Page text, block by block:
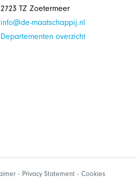
2723 TZ Zoetermeer
info@de-maatschappij.nl
Departementen overzicht
Privacy Statement Cookies